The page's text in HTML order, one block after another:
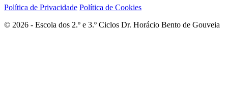
Política de Privacidade Política de Cookies
© 2026 - Escola dos 2.º e 3.º Ciclos Dr. Horácio Bento de Gouveia